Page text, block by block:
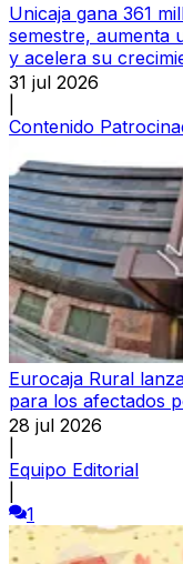
Unicaja gana 361
semestre, aumenta
y acelera su
31 jul 2026
Contenido
Eurocaja Rural
para los afectados
28 jul 2026
Equipo Editorial
1